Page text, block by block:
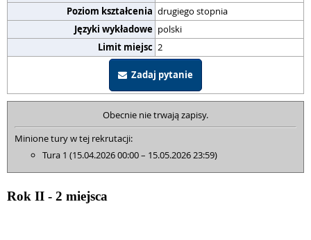
Poziom kształcenia drugiego stopnia
Języki wykładowe polski
Limit miejsc 2
Zadaj pytanie
Obecnie nie trwają zapisy.
Minione tury w tej rekrutacji:
Tura 1 (15.04.2026 00:00 – 15.05.2026 23:59)
Rok II - 2 miejsca